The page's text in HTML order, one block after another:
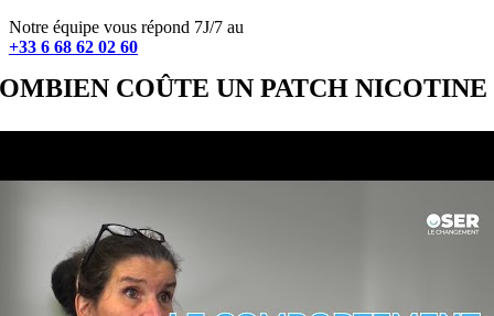
Notre équipe vous répond 7J/7 au
+33 6 68 62 02 60
COÛTE UN PATCH NICOTINE